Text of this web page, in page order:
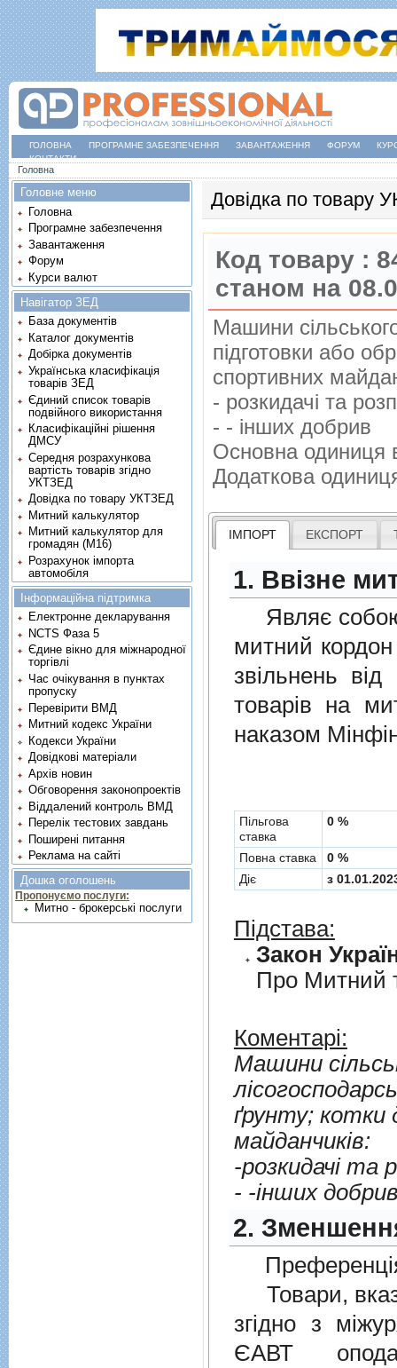
ГОЛОВНА ПРОГРАМНЕ ЗАБЕЗПЕЧЕННЯ ЗАВАНТАЖЕННЯ ФОРУМ
КОНТАКТИ
Ви є тут
Головна
Довідка по товару
Код товару :
станом на
Машини
пiдготовки або
спортивних
- розкидачi та
- - iнших добрив
Основна одиниця
Додаткова
ІМПОРТ ЕКСПОРТ
1. Ввізне
Являє собою
митний
звiльнень вiд
товарiв на
наказом
Пільгова
ставка
0 %
Повна ставка
0 %
Діє
з
Підстава:
Закон
Про Митний
Коментарі:
Машини
ґрунту; котки
майданчикiв:
-розкидачi та
- -iнших
2.
Товари,
згiдно з
ЄАВТ
Головне меню
Головна
Програмне забезпечення
Завантаження
Форум
Курси валют
Навігатор ЗЕД
База документів
Каталог документів
Добірка документів
Українська класифікація
товарів ЗЕД
Єдиний список товарів
подвійного використання
Класифікаційні рішення
ДМСУ
Середня розрахункова
вартість товарів згідно
УКТЗЕД
Довідка по товару УКТЗЕД
Митний калькулятор
Митний калькулятор для
громадян (М16)
Розрахунок імпорта
автомобіля
Інформаційна підтримка
Електронне декларування
NCTS Фаза 5
Єдине вікно для міжнародної
торгівлі
Час очікування в пунктах
пропуску
Перевірити ВМД
Митний кодекс України
Кодекси України
Довідкові матеріали
Архів новин
Обговорення законопроектів
Віддалений контроль ВМД
Перелік тестових завдань
Поширені питання
Реклама на сайті
Дошка оголошень
Пропонуємо послуги:
Митно - брокерські послуги